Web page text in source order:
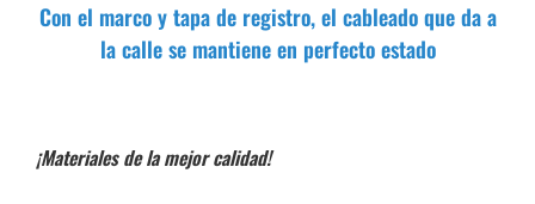
Con el marco y tapa de registro, el cableado que da a
la calle se mantiene en perfecto estado
¡Materiales de la mejor calidad!